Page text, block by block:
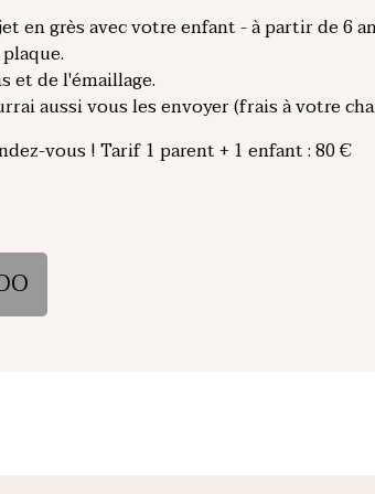
en grès avec votre enfant - à partir de 6
et de l'émaillage.
aussi vous les envoyer (frais à votre
vous ! Tarif 1 parent + 1 enfant : 80 €